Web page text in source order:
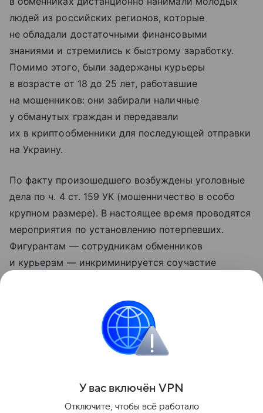
людей из российских регионов, которые
не обладали достаточными финансовыми
знаниями и стремились к быстрому заработку.
Помимо этого, были задержаны курьеры
в возрасте от 18 до 25 лет, работавшие
на мошенников: они забирали наличные
у обманутых граждан и передавали
их в криптообменники для последующей отправки
на Украину.
По факту произошедшего возбуждены уголовные
дела по ч. 4 ст. 159 УК (мошенничество в особо
крупном размере). В настоящее время проводятся
мероприятия по установлению потерпевших.
Фигурантам — сотрудникам обменников
и курьерам — инкриминируется соучастие
свободы на срок до десяти лет.
Поделиться
У вас включён VPN
Отключите, чтобы всё работало